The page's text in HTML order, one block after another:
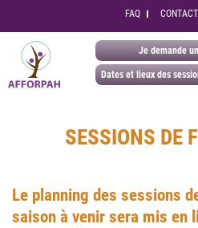
SESSIONS DE
Le planning des sessions
saison à venir sera mis en
FAQ CONTACT
Dates et lieux des
Je demande